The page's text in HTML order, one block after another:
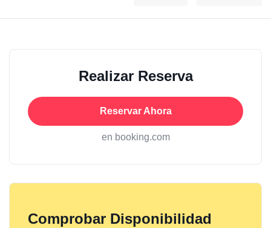
Realizar Reserva
Reservar Ahora
en booking.com
Comprobar Disponibilidad